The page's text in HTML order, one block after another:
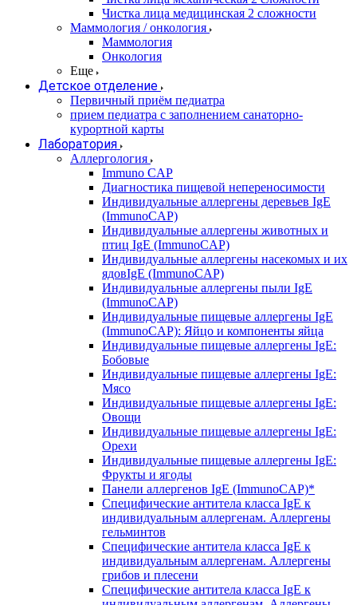
Чистка лица медицинская 2 сложности
Маммология / онкология
Маммология
Онкология
Еще
Детское отделение
Первичный приём педиатра
прием педиатра с заполнением санаторно-
курортной карты
Лаборатория
Аллергология
Immuno CAP
Диагностика пищевой непереносимости
Индивидуальные аллергены деревьев IgE
(ImmunoCAP)
Индивидуальные аллергены животных и
птиц IgE (ImmunoCAP)
Индивидуальные аллергены насекомых и их
ядовIgE (ImmunoCAP)
Индивидуальные аллергены пыли IgE
(ImmunoCAP)
Индивидуальные пищевые аллергены IgE
(ImmunoCAP): Яйцо и компоненты яйца
Индивидуальные пищевые аллергены IgE:
Бобовые
Индивидуальные пищевые аллергены IgE:
Мясо
Индивидуальные пищевые аллергены IgE:
Овощи
Индивидуальные пищевые аллергены IgE:
Орехи
Индивидуальные пищевые аллергены IgE:
Фрукты и ягоды
Панели аллергенов IgE (ImmunoCAP)*
Специфические антитела класса IgE к
индивидуальным аллергенам. Аллергены
гельминтов
Специфические антитела класса IgE к
индивидуальным аллергенам. Аллергены
грибов и плесени
Специфические антитела класса IgE к